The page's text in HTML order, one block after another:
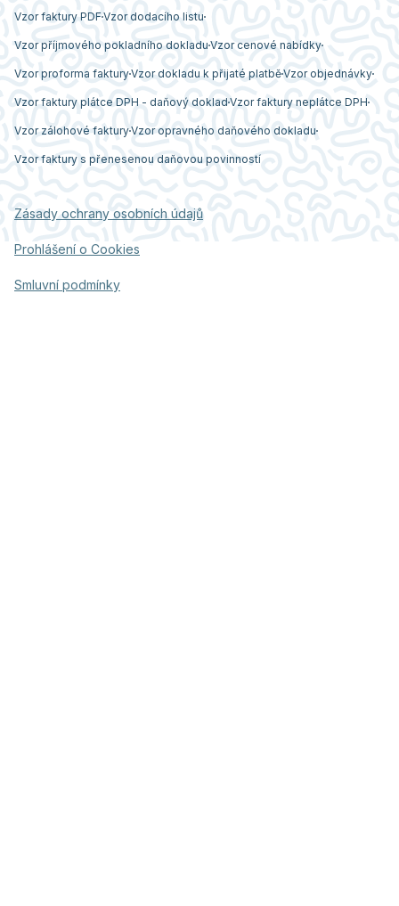
Vzor faktury PDFVzor dodacího listu
Vzor příjmového pokladního dokladu Vzor cenové nabídky
Vzor proforma fakturyVzor dokladu k přijaté platběVzor objednávky
Vzor faktury plátce DPH - daňový doklad Vzor faktury neplátce DPH
Vzor zálohové fakturyVzor opravného daňového dokladu
Vzor faktury s přenesenou daňovou povinností
Zásady ochrany osobních údajů
Prohlášení o Cookies
Smluvní podmínky